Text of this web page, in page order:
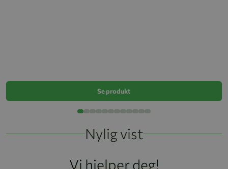
Se produkt
Nylig vist
Vi hjelper deg!